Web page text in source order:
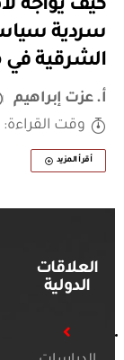
كيف يواجه
سردية
الشرقية في
أ. عزت إبراهيم
وقت القراءة: 1 دقيقة
أقرأ المزيد
العلاقات
الدولية